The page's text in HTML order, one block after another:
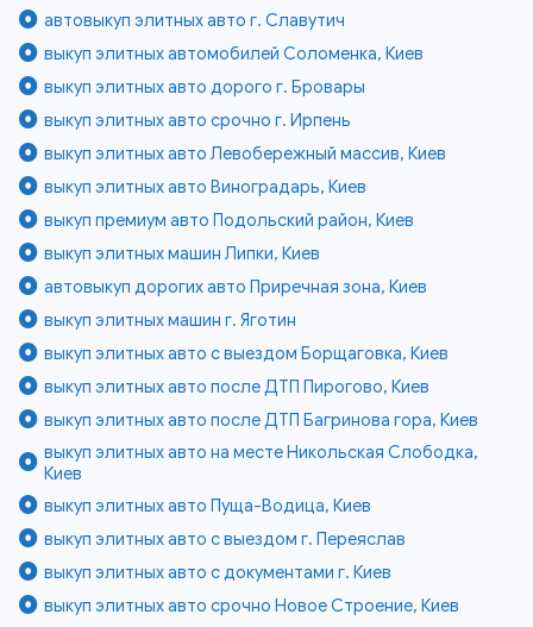
автовыкуп элитных авто г. Славутич
выкуп элитных автомобилей Соломенка, Киев
выкуп элитных авто дорого г. Бровары
выкуп элитных авто срочно г. Ирпень
выкуп элитных авто Левобережный массив, Киев
выкуп элитных авто Виноградарь, Киев
выкуп премиум авто Подольский район, Киев
выкуп элитных машин Липки, Киев
автовыкуп дорогих авто Приречная зона, Киев
выкуп элитных машин г. Яготин
выкуп элитных авто с выездом Борщаговка, Киев
выкуп элитных авто после ДТП Пирогово, Киев
выкуп элитных авто после ДТП Багринова гора, Киев
выкуп элитных авто на месте Никольская Слободка,
Киев
выкуп элитных авто Пуща-Водица, Киев
выкуп элитных авто с выездом г. Переяслав
выкуп элитных авто с документами г. Киев
выкуп элитных авто срочно Новое Строение, Киев